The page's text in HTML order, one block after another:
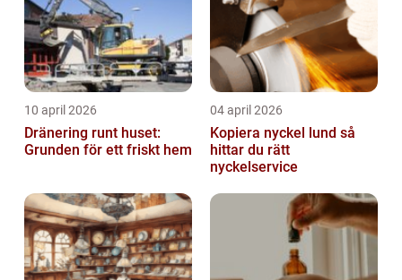
10 april 2026
Dränering runt huset:
Grunden för ett friskt hem
04 april 2026
Kopiera nyckel lund så
hittar du rätt
nyckelservice